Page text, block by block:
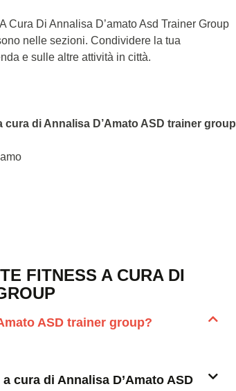
Di Annalisa D’amato Asd Trainer Group
nelle sezioni. Condividere la tua
e sulle altre attività in città.
di Annalisa D’Amato ASD trainer group
FITNESS A CURA DI
ASD trainer group?
cura di Annalisa D’Amato ASD